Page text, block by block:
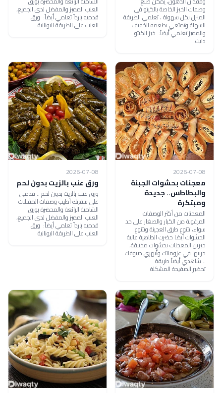
وصفات الخبز الخاصة بالكيتو في
المنزل بكل سهولة ، تعلمي الطريقة
السهلة وتمتعي بطعمه الخفيف
والمميز تعلمي أيضاً: خبز الكيتو
دايت
العنب المميز والمفضل لدى الجميع،
قدميه بارداً تعلمي أيضاً: ورق
العنب على الطريقة اليونانية
2026-07-08
معجنات بحشوات الجبنة
والبطاطس.. جديدة
ومبتكرة
المعجنات من أكثر الوصفات
المرغوبة من الكبار والصغار على حد
سواء، تتنوع طرق العجينة وتتنوع
الحشوات أيضا حضرت الطاهية عالية
جبرين المعجنات بحشوات مختلفة،
جربيها في عزوماتك وأبهري ضيوفك
.. شاهدي أيضاً طريقة
تحضير الصفيحة المشكلة
2026-07-08
ورق عنب بالزيت بدون لحم
ورق عنب بالزيت بدون لحم .. قدمي
على سفرتك أطيب وصفات المقبلات
الشامية الرائعة والمحضرة بورق
العنب المميز والمفضل لدى الجميع،
قدميه بارداً تعلمي أيضاً: ورق
العنب على الطريقة اليونانية